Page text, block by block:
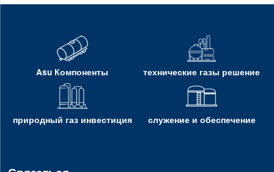
Asu Компоненты технические газы решение
природный газ инвестиция служение и обеспечение